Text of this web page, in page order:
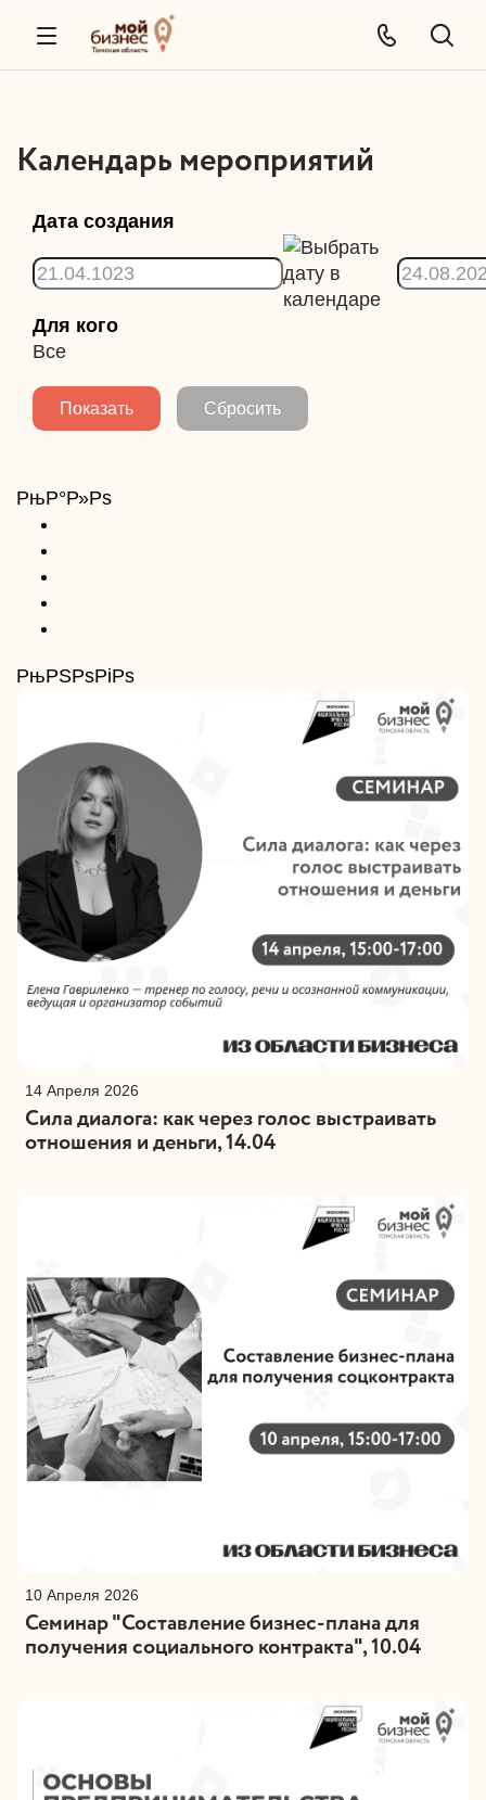
Календарь мероприятий
Дата создания
Для кого
Все
РњР°Р»Рѕ
РњРЅРѕРіРѕ
14 Апреля 2026
Сила диалога: как через голос выстраивать
отношения и деньги, 14.04
10 Апреля 2026
Семинар "Составление бизнес-плана для
получения социального контракта", 10.04